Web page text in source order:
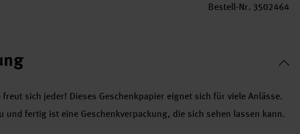
Bestell-Nr. 3502464
sich jeder! Dieses Geschenkpapier eignet sich für viele Anlässe.
und fertig ist eine Geschenkverpackung, die sich sehen lassen kann.